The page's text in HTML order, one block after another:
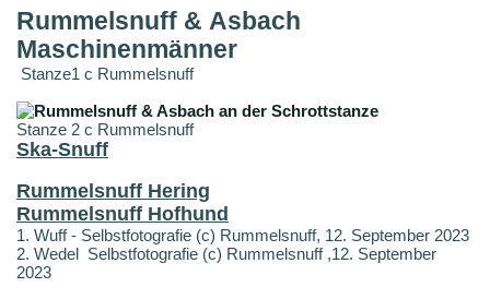
Rummelsnuff & Asbach
Maschinenmänner
Stanze1 c Rummelsnuff
Stanze 2 c Rummelsnuff
Ska-Snuff
Rummelsnuff Hering
Rummelsnuff Hofhund
1. Wuff - Selbstfotografie (c) Rummelsnuff, 12. September 2023
2. Wedel Selbstfotografie (c) Rummelsnuff ,12. September
2023